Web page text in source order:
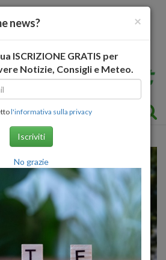
×
news?
ISCRIZIONE GRATIS per
Notizie, Consigli e Meteo.
l'informativa sulla privacy
Iscriviti
No grazie